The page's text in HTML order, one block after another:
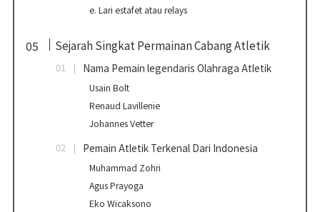
e. Lari estafet atau relays
Sejarah Singkat Permainan Cabang Atletik
Nama Pemain legendaris Olahraga Atletik
Usain Bolt
Renaud Lavillenie
Johannes Vetter
Pemain Atletik Terkenal Dari Indonesia
Muhammad Zohri
Agus Prayoga
Eko Wicaksono